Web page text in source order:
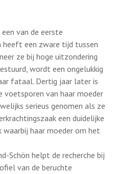
van de eerste
een zware tijd tussen
ze bij hoge uitzondering
wordt een ongelukkig
fataal. Dertig jaar later is
voetsporen van haar moeder
serieus genomen als ze
een duidelijke
haar moeder om het
Schön helpt de recherche bij
van de beruchte